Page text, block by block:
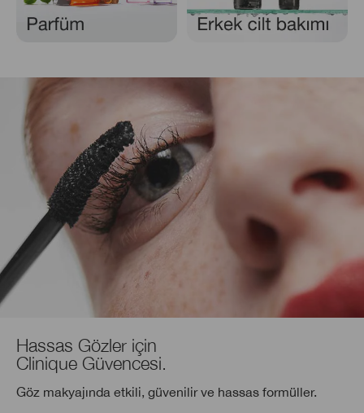
Hassas Gözler için
Clinique Güvencesi.
Göz makyajında etkili, güvenilir ve hassas formüller.